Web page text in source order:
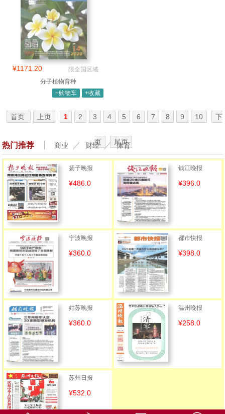
¥1171.20
限全国区域
分子植物育种
+购物车
+收藏
首页 上页 1 2 3 4 5 6 7 8 9 10 下
页 尾页
热门推荐 商业 财经 体育
扬子晚报
¥486.0
钱江晚报
¥396.0
宁波晚报
¥360.0
都市快报
¥398.0
姑苏晚报
¥360.0
温州晚报
¥258.0
苏州日报
¥532.0